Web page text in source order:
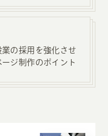
の採用を強化させ
ジ制作のポイント